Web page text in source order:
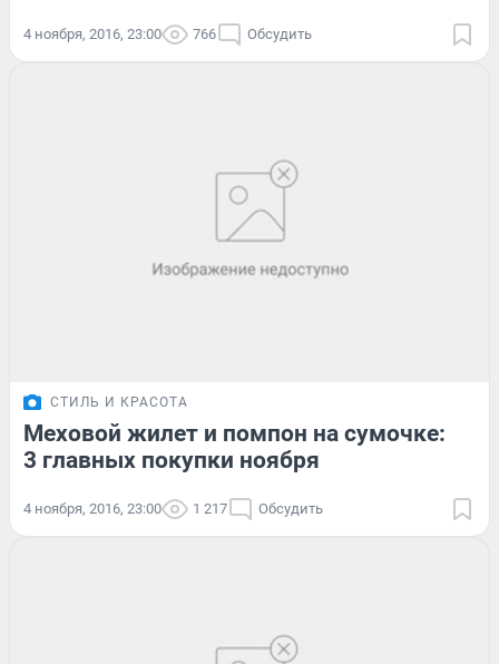
4 ноября, 2016, 23:00 766 Обсудить
СТИЛЬ И КРАСОТА
Меховой жилет и помпон на сумочке:
3 главных покупки ноября
4 ноября, 2016, 23:00 1 217 Обсудить